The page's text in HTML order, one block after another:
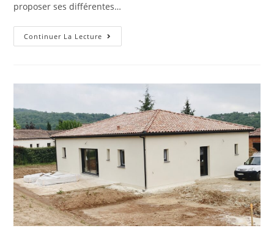
proposer ses différentes…
Continuer La Lecture